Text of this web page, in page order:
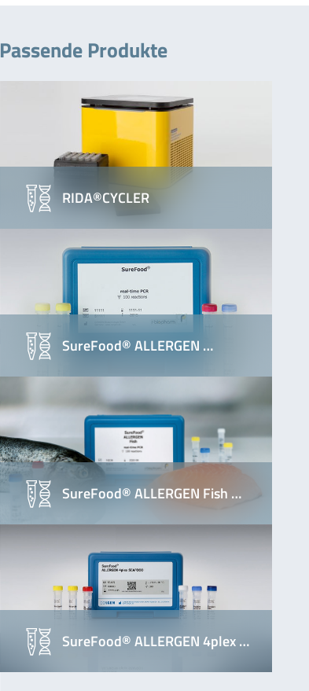
Passende Produkte
RIDA®CYCLER
SureFood® ALLERGEN …
SureFood® ALLERGEN Fish …
SureFood® ALLERGEN 4plex …